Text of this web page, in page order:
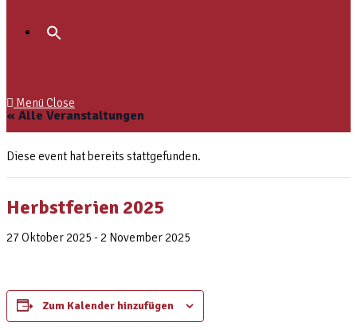
for:
MenüClose
« Alle Veranstaltungen
Diese event hat bereits stattgefunden.
Herbstferien 2025
27 Oktober 2025 - 2 November 2025
Zum Kalender hinzufügen